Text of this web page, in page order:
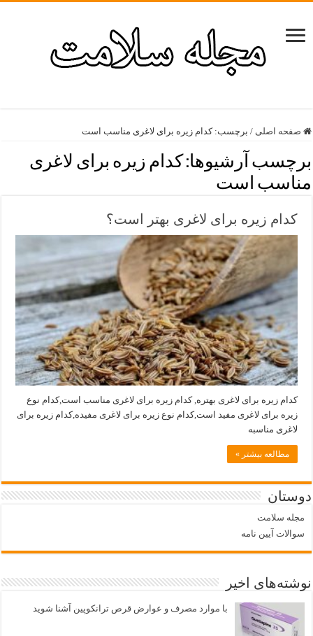
صفحه اصلی / برچسب:کدام زیره برای لاغری مناسب است
برچسب آرشیوها: کدام زیره برای لاغری
مناسب است
کدام زیره برای لاغری بهتر است؟
کدام زیره برای لاغری بهتره, کدام زیره برای لاغری مناسب است,کدام نوع
زیره برای لاغری مفید است,کدام نوع زیره برای لاغری مفیده,کدام زیره برای
لاغری مناسبه
مطالعه بیشتر »
دوستان
مجله سلامت
سوالات آیین نامه
نوشته‌های اخیر
با موارد مصرف و عوارض قرص ترانکوپین آشنا شوید